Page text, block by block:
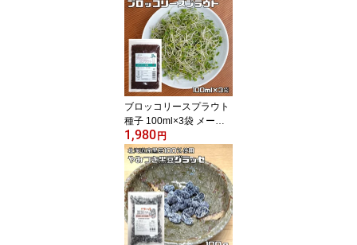
豆 国内産 和菓子材料 徳
用 おおてぼう 煮豆 豆類
ブロッコリースプラウト
種子 100ml×3袋 メール
便 豆力 カラブリーゼ種
高含有種子 高発芽率 超
硫黄分子 スーパーフード
自宅で簡単 無消毒種子
1,980円